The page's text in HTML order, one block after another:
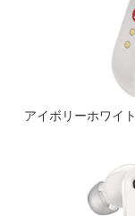
アイボリーホワイト